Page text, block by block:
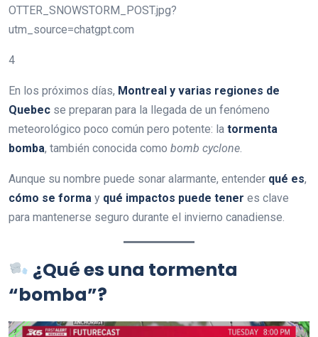
4
En los próximos días, Montreal y varias regiones de
Quebec se preparan para la llegada de un fenómeno
meteorológico poco común pero potente: la tormenta
bomba, también conocida como bomb cyclone
Aunque su nombre puede sonar alarmante, entender qué es,
cómo se forma y qué impactos puede tener es clave
para mantenerse seguro durante el invierno canadiense.
¿Qué es una tormenta
“bomba”?